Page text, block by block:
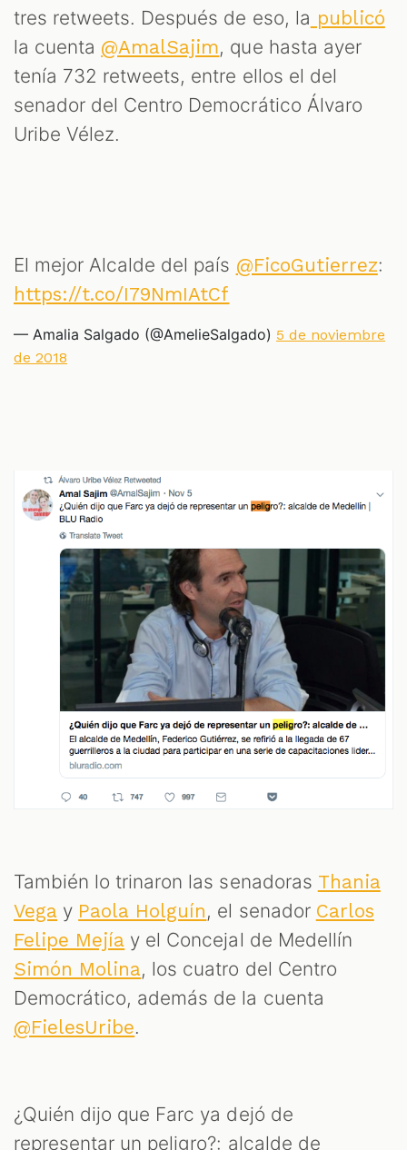
tres retweets. Después de eso, la publicó
la cuenta @AmalSajim, que hasta ayer
tenía 732 retweets, entre ellos el del
senador del Centro Democrático Álvaro
Uribe Vélez.
El mejor Alcalde del país @FicoGutierrez:
https://t.co/I79NmIAtCf
— Amalia Salgado (@AmelieSalgado) 5 de noviembre
de 2018
También lo trinaron las senadoras Thania
Vega y Paola Holguín, el senador Carlos
Felipe Mejía y el Concejal de Medellín
Simón Molina, los cuatro del Centro
Democrático, además de la cuenta
@FielesUribe.
¿Quién dijo que Farc ya dejó de
representar un peligro?: alcalde de